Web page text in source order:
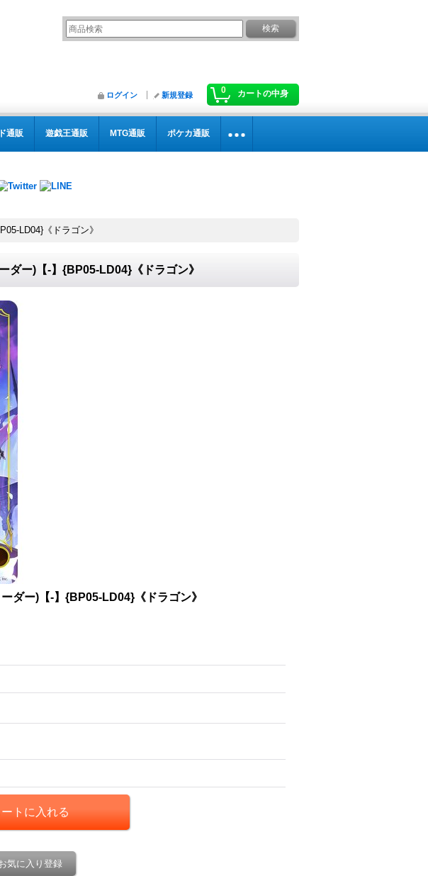
0 カートの中身
ログイン 新規登録
通販 遊戯王通販 MTG通販 ポケカ通販
LD04}《ドラゴン》
ダー)【-】{BP05-LD04}《ドラゴン》
ダー)【-】{BP05-LD04}《ドラゴン》
気に入り登録